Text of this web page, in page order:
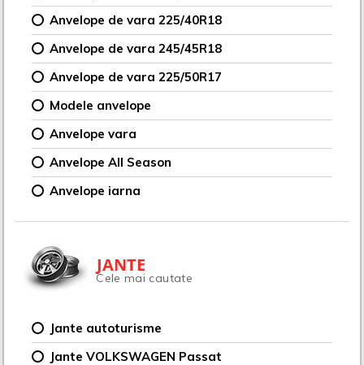
Anvelope de vara 225/40R18
Anvelope de vara 245/45R18
Anvelope de vara 225/50R17
Modele anvelope
Anvelope vara
Anvelope All Season
Anvelope iarna
JANTE
Cele mai cautate
Jante autoturisme
Jante VOLKSWAGEN Passat